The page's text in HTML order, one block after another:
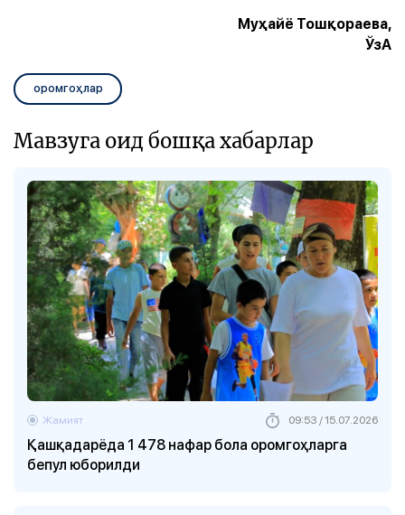
Муҳайё Тошқораева,
ЎзА
оромгоҳлар
Мавзуга оид бошқа хабарлар
Қашқадарёда 1 478 нафар бола оромгоҳларга
бепул юборилди
Жамият 09:53 / 15.07.2026